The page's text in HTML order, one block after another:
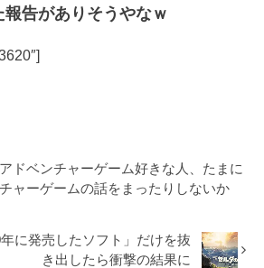
告がありそうやなｗ
ドベンチャーゲーム好きな人、たまに
ャーゲームの話をまったりしないか
に発売したソフト」だけを抜
き出したら衝撃の結果に